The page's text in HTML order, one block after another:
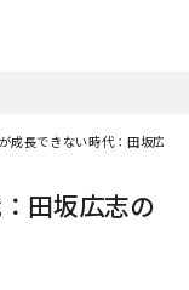
成長できない時代：田坂広志
田坂広志の